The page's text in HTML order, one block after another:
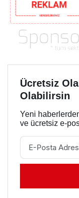
Ücretsiz
Olabilirsin
Yeni
ve ücretsiz e-